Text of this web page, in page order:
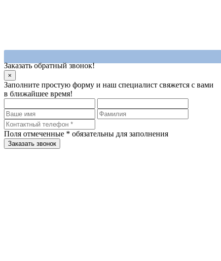
Заказать обратный звонок!
×
Заполните простую форму и наш специалист свяжется с вами
в ближайшее время!
Поля отмеченные * обязательны для заполнения